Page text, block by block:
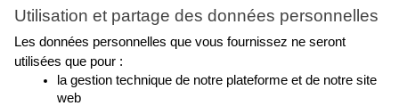
Utilisation et partage des données personnelles
Les données personnelles que vous fournissez ne seront
utilisées que pour :
la gestion technique de notre plateforme et de notre site
web